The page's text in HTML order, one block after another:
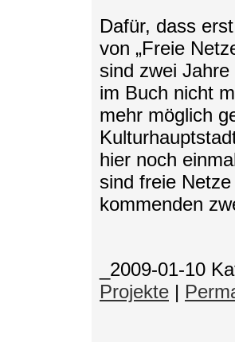
Dafür, dass
von „Freie
sind zwei
im Buch nicht
mehr möglich
hier noch
sind freie
kommenden
_2009-01-10
Projekte |